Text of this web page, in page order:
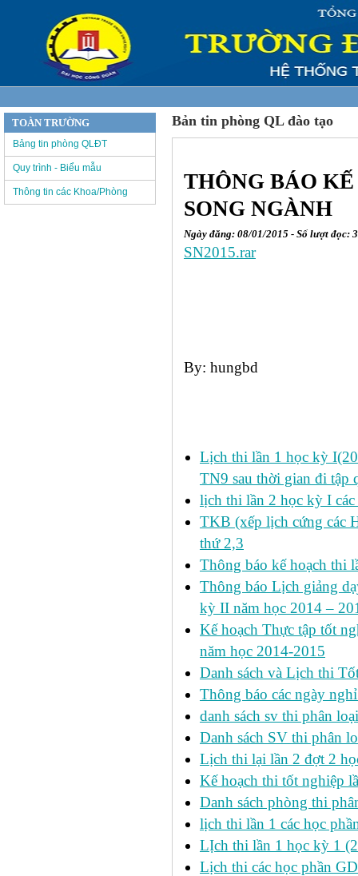
Bản tin phòng QL đào tạo
THÔNG BÁO
SONG NGÀNH
Ngày đăng: 08/01/2015 - Số lượt đọc:
SN2015.rar
By: hungbd
Lịch thi lần 1 học kỳ
TN9 sau thời gian đi tập
lịch thi lần 2 học kỳ I
TKB (xếp lịch cứng các
thứ 2,3
Thông báo kế hoạch thi
Thông báo Lịch giảng
kỳ II năm học 2014 –
Kế hoạch Thực tập tốt
năm học 2014-2015
Danh sách và Lịch thi
Thông báo các ngày
danh sách sv thi phân
Danh sách SV thi phân
Lịch thi lại lần 2 đợt 2
Kế hoạch thi tốt nghiệp
Danh sách phòng thi
lịch thi lần 1 các học
LỊch thi lần 1 học kỳ 1
Lịch thi các học phần
TOÀN TRƯỜNG
Bảng tin phòng QLĐT
Quy trình - Biểu mẫu
Thông tin các Khoa/Phòng